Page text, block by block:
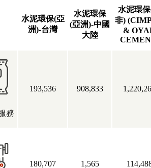
水泥環保(亞
洲)-台灣
水泥環保
(亞洲)-中國
大陸
水泥環
非)
&
務
193,536 908,833
180,707 1,565